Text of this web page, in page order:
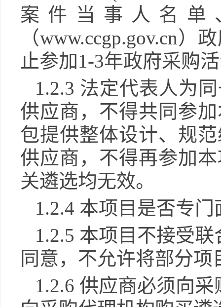
案件当事人名
（www.ccgp.gov.cn
止参加1-3年政府采购
1.2.3 法定代表人为
供应商，不得共同参
包提供整体设计、规
供应商，不得再参加
关遴选均无效。
1.2.4 本项目是否专
1.2.5 本项目不接受
同意，不允许将部分项
1.2.6 供应商必须向